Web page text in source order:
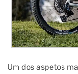
Um dos aspetos